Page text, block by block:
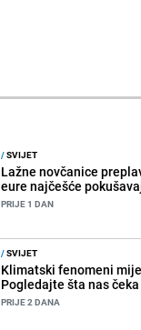
/SVIJET
Lažne novčanice
eure najčešće
PRIJE 1 DAN
/SVIJET
Klimatski fenomeni
Pogledajte šta nas
PRIJE 2 DANA